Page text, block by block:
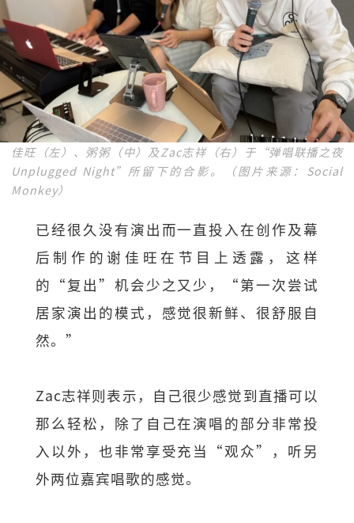
佳旺（左）、粥粥（中）及Zac志祥（右）于“弹唱联播之夜
Unplugged Night”所留下的合影。（图片来源：Social
Monkey）
已经很久没有演出而一直投入在创作及幕
后制作的谢佳旺在节目上透露，这样
的“复出”机会少之又少，“第一次尝试
居家演出的模式，感觉很新鲜、很舒服自
然。”
Zac志祥则表示，自己很少感觉到直播可以
那么轻松，除了自己在演唱的部分非常投
入以外，也非常享受充当“观众”，听另
外两位嘉宾唱歌的感觉。